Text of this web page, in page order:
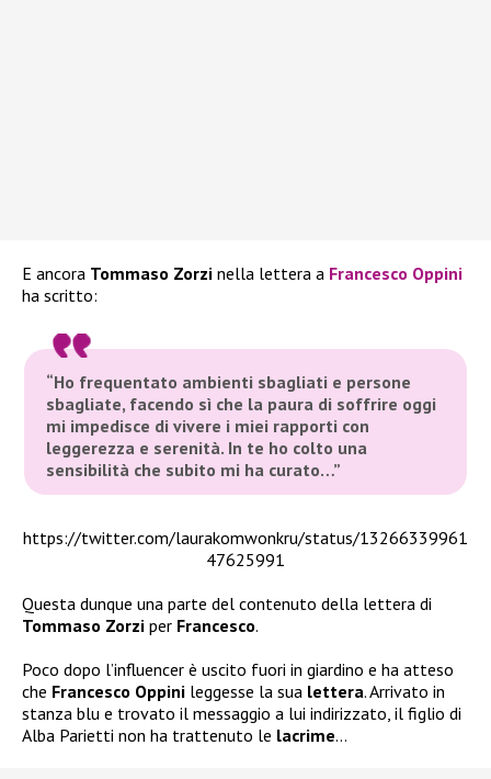
E ancora Tommaso Zorzi nella lettera a Francesco Oppini
ha scritto:
“Ho frequentato ambienti sbagliati e persone
sbagliate, facendo sì che la paura di soffrire oggi
mi impedisce di vivere i miei rapporti con
leggerezza e serenità. In te ho colto una
sensibilità che subito mi ha curato…”
https://twitter.com/laurakomwonkru/status/13266339961
47625991
Questa dunque una parte del contenuto della lettera di
Tommaso Zorzi per Francesco.
Poco dopo l’influencer è uscito fuori in giardino e ha atteso
che Francesco Oppini leggesse la sua lettera. Arrivato in
stanza blu e trovato il messaggio a lui indirizzato, il figlio di
Alba Parietti non ha trattenuto le lacrime…